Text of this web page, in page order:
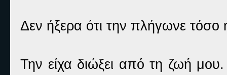
Δεν ήξερα ότι την πλήγωνε
Την είχα διώξει από τη ζωή